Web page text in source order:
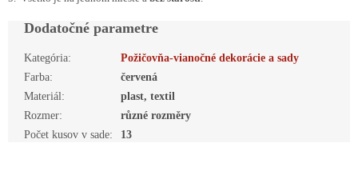
Dodatočné parametre
Kategória:
Požičovňa-vianočné dekorácie a sady
Farba:
červená
Materiál :
plast, textil
Rozmer:
různé rozměry
Počet kusov v sade: 13